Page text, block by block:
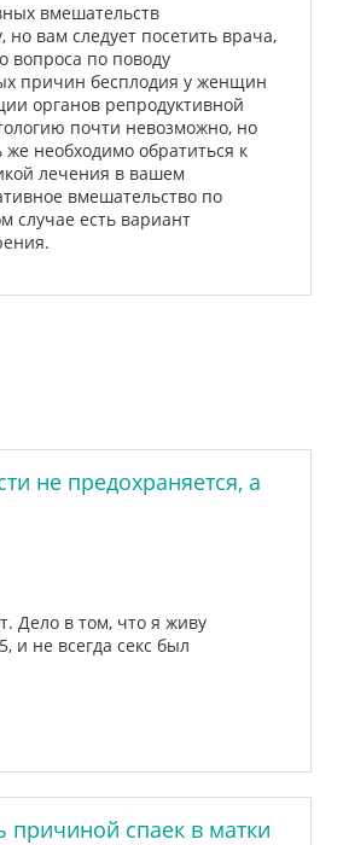
вмешательств
вам следует посетить врача,
вопроса по поводу
причин бесплодия у женщин
органов репродуктивной
почти невозможно, но
необходимо обратиться к
лечения в вашем
вмешательство по
случае есть вариант
не предохраняется, а
Дело в том, что я живу
и не всегда секс был
спаек в матки